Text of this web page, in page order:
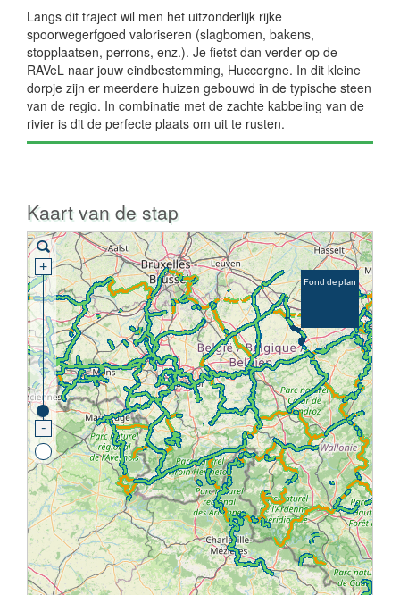
Langs dit traject wil men het uitzonderlijk rijke
spoorwegerfgoed valoriseren (slagbomen, bakens,
stopplaatsen, perrons, enz.). Je fietst dan verder op de
RAVeL naar jouw eindbestemming, Huccorgne. In dit kleine
dorpje zijn er meerdere huizen gebouwd in de typische steen
van de regio. In combinatie met de zachte kabbeling van de
rivier is dit de perfecte plaats om uit te rusten.
Kaart van de stap